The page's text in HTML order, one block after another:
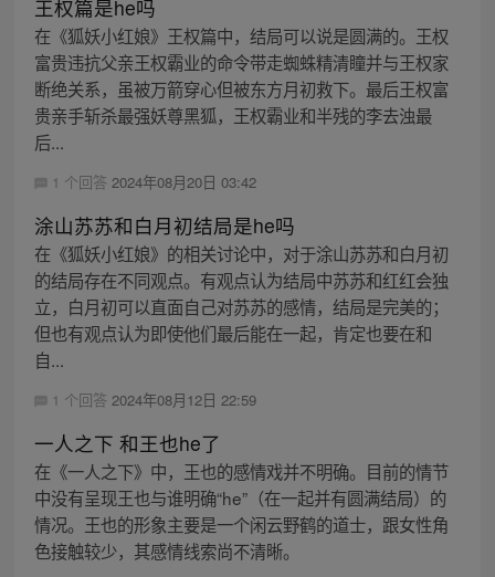
王权篇是he吗
在《狐妖小红娘》王权篇中，结局可以说是圆满的。王权
富贵违抗父亲王权霸业的命令带走蜘蛛精清瞳并与王权家
断绝关系，虽被万箭穿心但被东方月初救下。最后王权富
贵亲手斩杀最强妖尊黑狐，王权霸业和半残的李去浊最
后...
1 个回答 2024年08月20日 03:42
涂山苏苏和白月初结局是he吗
在《狐妖小红娘》的相关讨论中，对于涂山苏苏和白月初
的结局存在不同观点。有观点认为结局中苏苏和红红会独
立，白月初可以直面自己对苏苏的感情，结局是完美的；
但也有观点认为即使他们最后能在一起，肯定也要在和
自...
1 个回答 2024年08月12日 22:59
一人之下 和王也he了
在《一人之下》中，王也的感情戏并不明确。目前的情节
中没有呈现王也与谁明确“he”（在一起并有圆满结局）的
情况。王也的形象主要是一个闲云野鹤的道士，跟女性角
色接触较少，其感情线索尚不清晰。